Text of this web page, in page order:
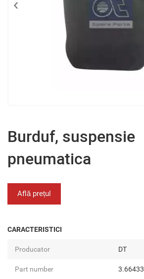
Burduf, suspensie
pneumatica
Află prețul
CARACTERISTICI
Producator DT
Part number 3.66433